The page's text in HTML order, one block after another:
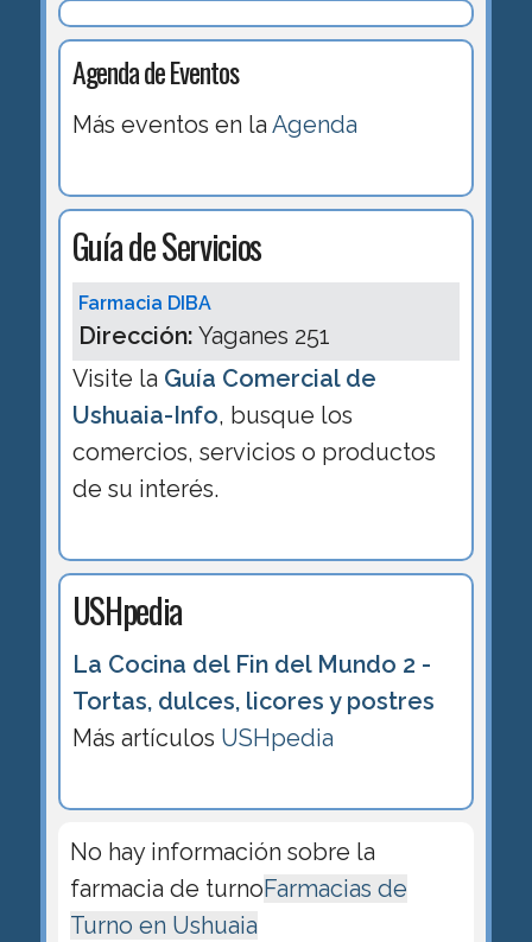
Agenda de Eventos
Más eventos en la Agenda
Guía de Servicios
Farmacia DIBA
Dirección: Yaganes 251
Visite la Guía Comercial de
Ushuaia-Info, busque los
comercios, servicios o productos
de su interés.
USHpedia
La Cocina del Fin del Mundo 2 -
Tortas, dulces, licores y postres
Más artículos USHpedia
No hay información sobre la
farmacia de turnoFarmacias de
Turno en Ushuaia